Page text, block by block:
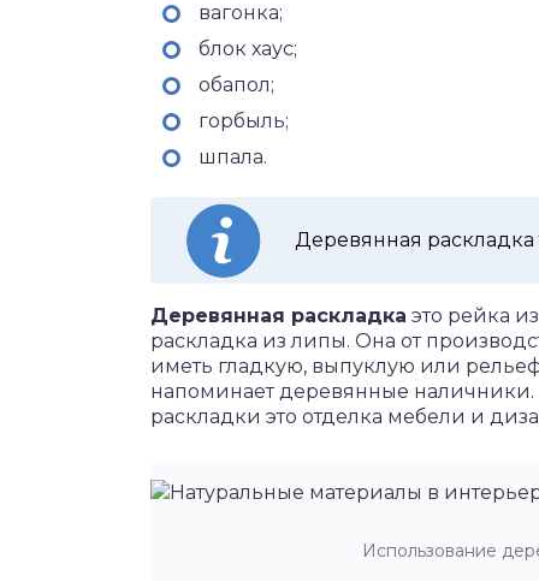
вагонка;
блок хаус;
обапол;
горбыль;
шпала.
Деревянная раскладка
Деревянная раскладка это рейка
раскладка из липы. Она от
иметь гладкую, выпуклую или
напоминает деревянные
раскладки это отделка мебели и
Использование